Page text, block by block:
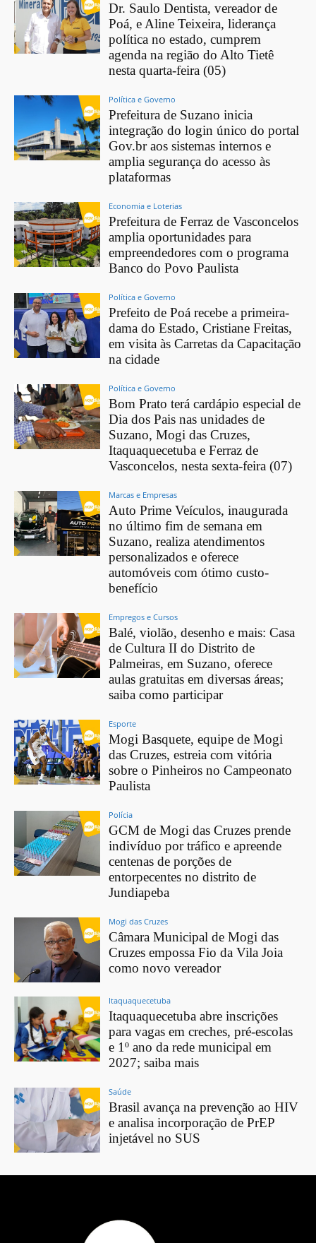
Dr. Saulo Dentista, vereador de
Poá, e Aline Teixeira, liderança
política no estado, cumprem
agenda na região do Alto Tietê
nesta quarta-feira (05)
Política e Governo
Prefeitura de Suzano inicia
integração do login único do portal
Gov.br aos sistemas internos e
amplia segurança do acesso às
plataformas
Economia e Loterias
Prefeitura de Ferraz de Vasconcelos
amplia oportunidades para
empreendedores com o programa
Banco do Povo Paulista
Política e Governo
Prefeito de Poá recebe a primeira-
dama do Estado, Cristiane Freitas,
em visita às Carretas da Capacitação
na cidade
Política e Governo
Bom Prato terá cardápio especial de
Dia dos Pais nas unidades de
Suzano, Mogi das Cruzes,
Itaquaquecetuba e Ferraz de
Vasconcelos, nesta sexta-feira (07)
Marcas e Empresas
Auto Prime Veículos, inaugurada
no último fim de semana em
Suzano, realiza atendimentos
personalizados e oferece
automóveis com ótimo custo-
benefício
Empregos e Cursos
Balé, violão, desenho e mais: Casa
de Cultura II do Distrito de
Palmeiras, em Suzano, oferece
aulas gratuitas em diversas áreas;
saiba como participar
Esporte
Mogi Basquete, equipe de Mogi
das Cruzes, estreia com vitória
sobre o Pinheiros no Campeonato
Paulista
Polícia
GCM de Mogi das Cruzes prende
indivíduo por tráfico e apreende
centenas de porções de
entorpecentes no distrito de
Jundiapeba
Mogi das Cruzes
Câmara Municipal de Mogi das
Cruzes empossa Fio da Vila Joia
como novo vereador
Itaquaquecetuba
Itaquaquecetuba abre inscrições
para vagas em creches, pré-escolas
e 1º ano da rede municipal em
2027; saiba mais
Saúde
Brasil avança na prevenção ao HIV
e analisa incorporação de PrEP
injetável no SUS